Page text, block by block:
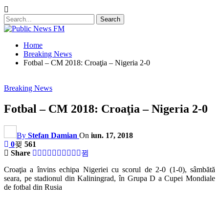
Home
Breaking News
Fotbal – CM 2018: Croaţia – Nigeria 2-0
Breaking News
Fotbal – CM 2018: Croaţia – Nigeria 2-0
By Stefan Damian On iun. 17, 2018
0
561
Share
Croaţia a învins echipa Nigeriei cu scorul de 2-0 (1-0), sâmbătă
seara, pe stadionul din Kaliningrad, în Grupa D a Cupei Mondiale
de fotbal din Rusia